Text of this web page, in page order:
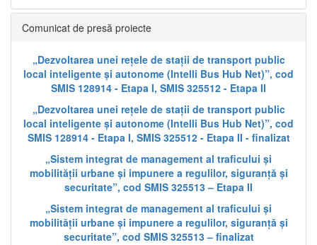
Comunicat de presă proiecte
„Dezvoltarea unei rețele de stații de transport public
local inteligente și autonome (Intelli Bus Hub Net)”, cod
SMIS 128914 - Etapa I, SMIS 325512 - Etapa II
„Dezvoltarea unei rețele de stații de transport public
local inteligente și autonome (Intelli Bus Hub Net)”, cod
SMIS 128914 - Etapa I, SMIS 325512 - Etapa II - finalizat
„Sistem integrat de management al traficului și
mobilității urbane și impunere a regulilor, siguranță și
securitate”, cod SMIS 325513 – Etapa II
„Sistem integrat de management al traficului și
mobilității urbane și impunere a regulilor, siguranță și
securitate”, cod SMIS 325513 – finalizat